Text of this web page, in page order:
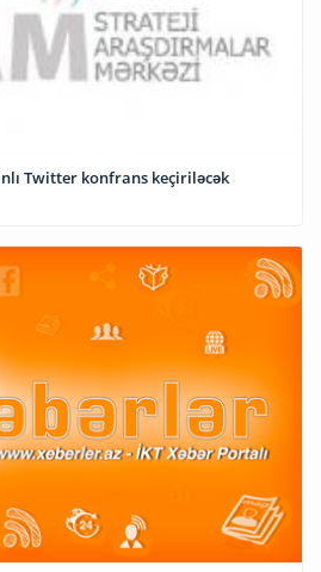
Twitter konfrans keçiriləcək